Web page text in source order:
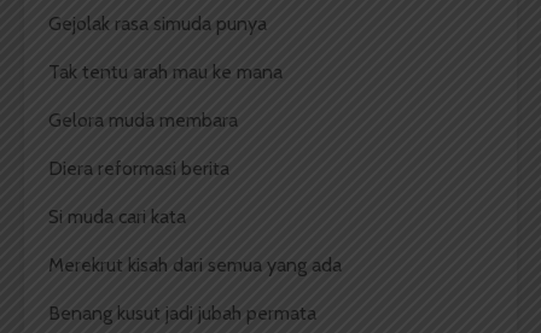
Gejolak rasa simuda punya
Tak tentu arah mau ke mana
Gelora muda membara
Diera reformasi berita
Si muda cari kata
Merekrut kisah dari semua yang ada
Benang kusut jadi jubah permata